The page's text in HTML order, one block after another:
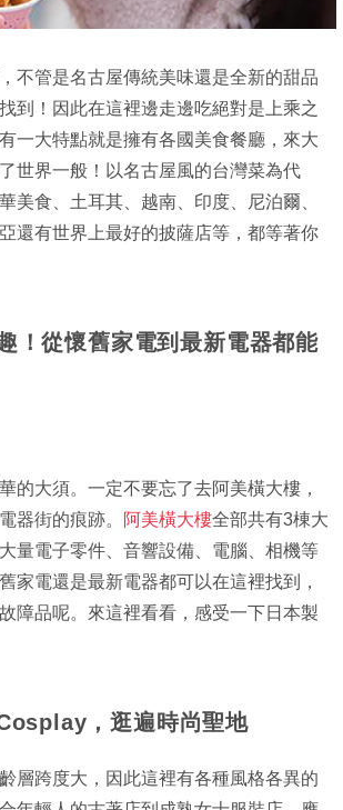
不管是名古屋傳統美味還是全新的甜品
到！因此在這裡邊走邊吃絕對是上乘之
一大特點就是擁有各國美食餐廳，來大
世界一般！以名古屋風的台灣菜為代
美食、土耳其、越南、印度、尼泊爾、
還有世界上最好的披薩店等，都等著你
！從懷舊家電到最新電器都能
的大須。一定不要忘了去阿美橫大樓，
器街的痕跡。
阿美橫大樓全部共有3棟大
量電子零件、音響設備、電腦、相機等
家電還是最新電器都可以在這裡找到，
障品呢。來這裡看看，感受一下日本製
，逛遍時尚聖地
層跨度大，因此這裡有各種風格各異的